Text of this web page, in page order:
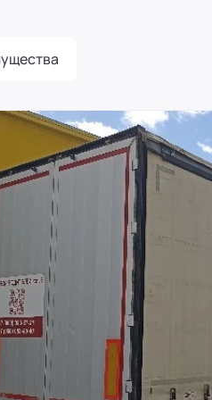
54, офис 216
liz.ru8 (800) 250-25-31
liz.ru
8 (800) 250-25-31
д. 107, офис 10
mail@pr-liz.ru
8 (800) 250-25-31
36/1, каб. 301
mail@pr-liz.ru
8 (800) 250-25-31